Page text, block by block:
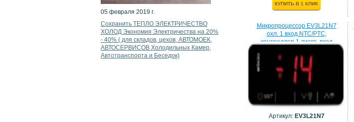
КУПИТЬ В 1 КЛИК
Микропроцессор EV3L21N7
охл. 1 вход NTC/PTC,
контроллер 1 дискр. вход
Артикул: EV3L21N7
05 февраля 2019 г.
Сохранить ТЕПЛО ЭЛЕКТРИЧЕСТВО
ХОЛОД Экономия Электричества на 20%
- 40% ( для складов, цехов, АВТОМОЕК,
АВТОСЕРВИСОВ Холодильных Камер,
Автотранспорта и Беседок)